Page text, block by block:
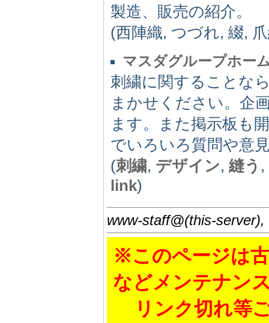
製造、販売の紹介。
(西陣織, つづれ, 綴,
マスダグループホー
刺繍に関することな
まかせください。企
ます。また掲示板も
でいろいろ質問や意
(刺繍, デザイン, 縫う
link)
www-staff@(this-
※このページは
などメンテナン
リンク切れ等